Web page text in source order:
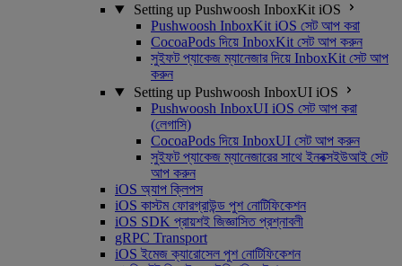
Setting up Pushwoosh InboxKit iOS
Pushwoosh InboxKit iOS সেট আপ করা
CocoaPods দিয়ে InboxKit সেট আপ করুন
সুইফট প্যাকেজ ম্যানেজার দিয়ে InboxKit সেট আপ
করুন
Setting up Pushwoosh InboxUI iOS
Pushwoosh InboxUI iOS সেট আপ করা
(লেগাসি)
CocoaPods দিয়ে InboxUI সেট আপ করুন
সুইফট প্যাকেজ ম্যানেজারের সাথে ইনবক্সইউআই সেট
আপ করুন
iOS অ্যাপ ক্লিপস
iOS কাস্টম ফোরগ্রাউন্ড পুশ নোটিফিকেশন
iOS SDK প্রায়শই জিজ্ঞাসিত প্রশ্নাবলী
gRPC Transport
iOS ইমেজ ক্যারোসেল পুশ নোটিফিকেশন